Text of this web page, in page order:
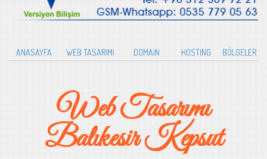
ANASAYFA WEB TASARIMI DOMAİN HOSTİNG BÖLGELER
Web Tasarımı
Balıkesir Kepsut